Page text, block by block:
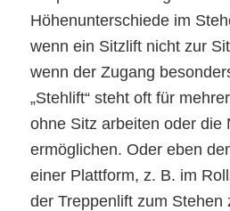
Höhenunterschiede im
wenn ein Sitzlift nicht zur
wenn der Zugang
„Stehlift“ steht oft für
ohne Sitz arbeiten oder die
ermöglichen. Oder eben
einer Plattform, z. B. im
der Treppenlift zum Stehen